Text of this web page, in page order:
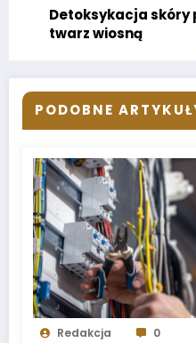
Detoksykacja skóry
twarz wiosną
PODOBNE
Redakcja 0